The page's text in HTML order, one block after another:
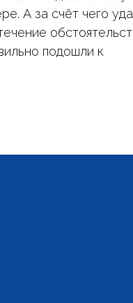
А за счёт чего
подошли к